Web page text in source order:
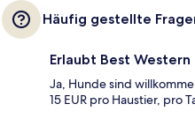
Häufig gestellte
Erlaubt Best
Ja, Hunde sind
15 EUR pro Haustier, pro